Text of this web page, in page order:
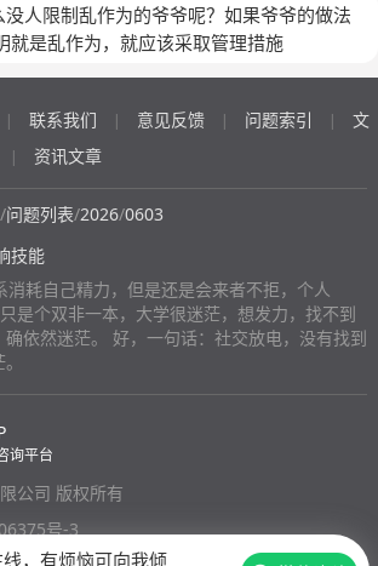
，有烦恼可向我倾
人限制乱作为的爷爷呢？如果爷爷的做法
就是乱作为，就应该采取管理措施
| 联系我们 | 意见反馈 | 问题索引 |
文
| 资讯文章
/问题列表/2026/0603
技能
消耗自己精力，但是还是会来者不拒，个人
是个双非一本，大学很迷茫，想发力，找不到
依然迷茫。 好，一句话：社交放电，没有找到
询平台
公司 版权所有
号-3